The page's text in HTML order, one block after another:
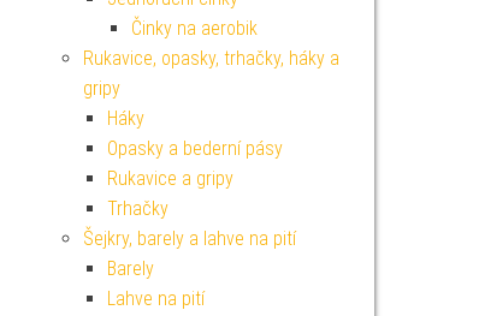
Činky na aerobik
Rukavice, opasky, trhačky, háky a
gripy
Háky
Opasky a bederní pásy
Rukavice a gripy
Trhačky
Šejkry, barely a lahve na pití
Barely
Lahve na pití